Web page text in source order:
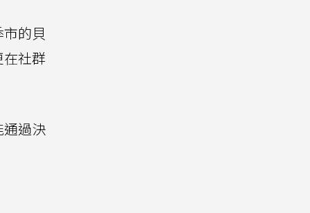
的貝
社群
過決